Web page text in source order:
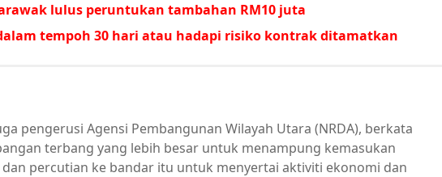
lulus peruntukan tambahan RM10 juta
tempoh 30 hari atau hadapi risiko kontrak ditamatkan
pengerusi Agensi Pembangunan Wilayah Utara (NRDA), berkata
terbang yang lebih besar untuk menampung kemasukan
percutian ke bandar itu untuk menyertai aktiviti ekonomi dan